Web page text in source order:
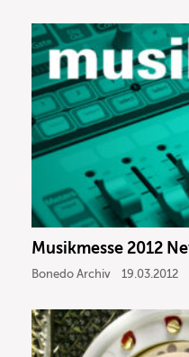
Musikmesse 2012
Bonedo Archiv 19.03.2012